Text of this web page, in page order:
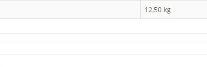
12,50 kg